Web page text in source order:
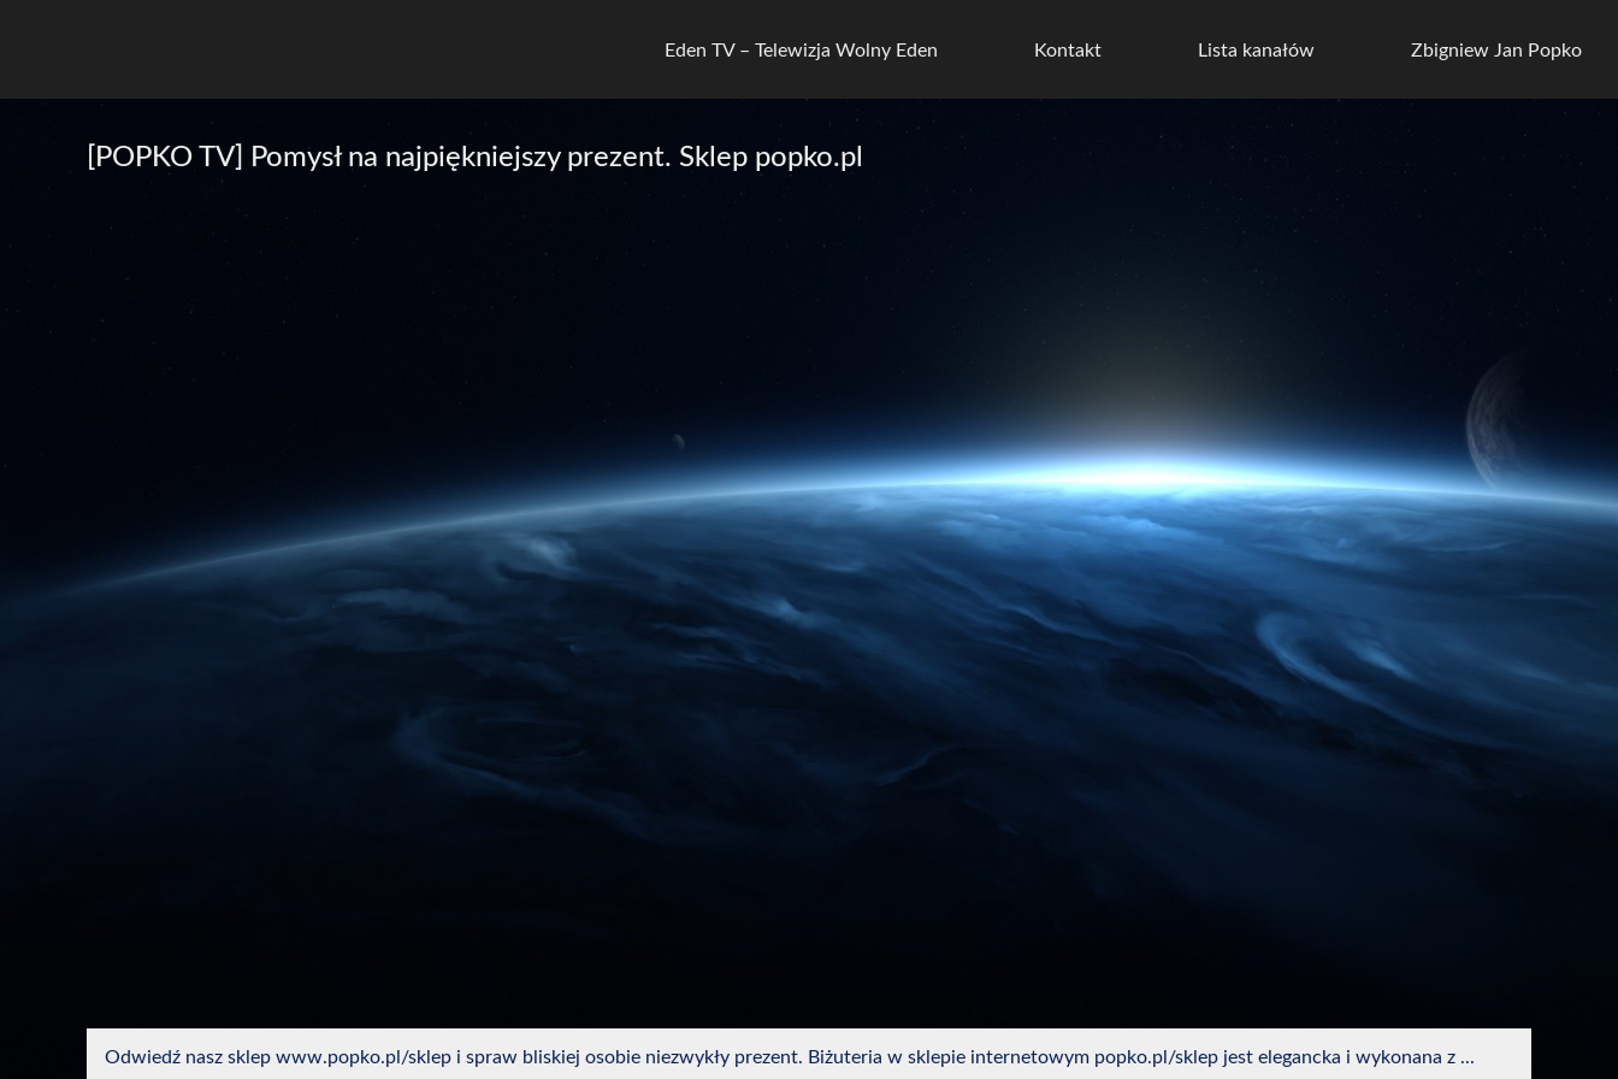
Eden TV – Telewizja Wolny Eden Kontakt Lista kanałów Zbigniew Jan Popko
[POPKO TV] Pomysł na najpiękniejszy prezent. Sklep popko.pl
Odwiedź nasz sklep www.popko.pl/sklep i spraw bliskiej osobie niezwykły prezent. Biżuteria w sklepie internetowym popko.pl/sklep jest elegancka i wykonana z ...